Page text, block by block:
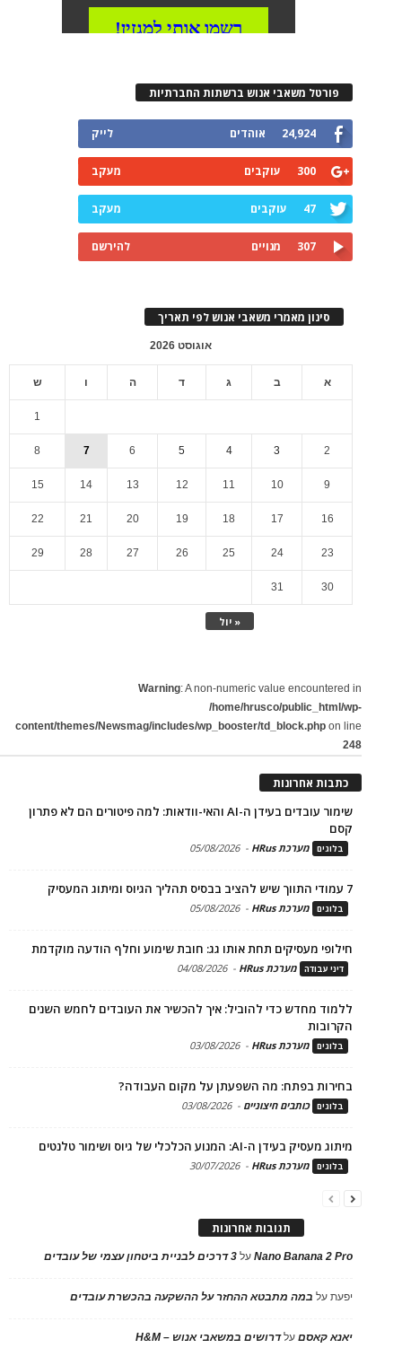
פורטל משאבי אנוש ברשתות החברתיות
24,924 אוהדים לייק
300 עוקבים מעקב
47 עוקבים מעקב
307 מנויים להירשם
סינון מאמרי משאבי אנוש לפי תאריך
אוגוסט 2026
א ב ג ד ה ו ש
« יול
1
2
3
4
5
6
7
8
9
10
11
12
13
14
15
16
17
18
19
20
21
22
23
24
25
26
27
28
29
30
31
Warning: A non-numeric value encountered in
/home/hrusco/public_html/wp-
content/themes/Newsmag/includes/wp_booster/td_block.php on line
248
כתבות אחרונות
שימור עובדים בעידן ה-AI והאי-וודאות: למה פיטורים הם לא פתרון
קסם
בלוגים מערכת HRus -
05/08/2026
7 עמודי התווך שיש להציב בבסיס תהליך הגיוס ומיתוג המעסיק
בלוגים מערכת HRus -
05/08/2026
חילופי מעסיקים תחת אותו גג: חובת שימוע וחלף הודעה מוקדמת
דיני עבודה מערכת HRus -
04/08/2026
ללמוד מחדש כדי להוביל: איך להכשיר את העובדים לחמש השנים
הקרובות
בלוגים מערכת HRus -
03/08/2026
בחירות בפתח: מה השפעתן על מקום העבודה?
בלוגים כותבים חיצוניים -
03/08/2026
מיתוג מעסיק בעידן ה-AI: המנוע הכלכלי של גיוס ושימור טלנטים
בלוגים מערכת HRus -
30/07/2026
תגובות אחרונות
Nano Banana 2 Proעל 3 דרכים לבניית ביטחון עצמי של עובדים
יפעתעל במה מתבטא ההחזר על ההשקעה בהכשרת עובדים
יאנא קאסםעלדרושים במשאבי אנוש – H&M